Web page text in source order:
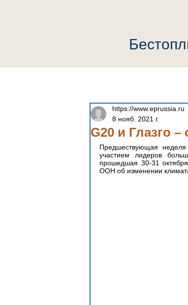
G20 и Глазго
https://www.eprussia.ru
8 нояб. 2021 г.
Предшествующая
участием лидеров
прошедшая 30-31
ООН об изменении